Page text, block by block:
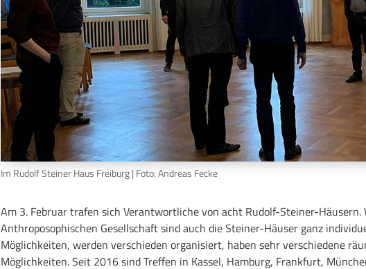
Im Rudolf Steiner Haus Freiburg | Foto: Andreas Fecke
Am 3. Februar trafen sich Verantwortliche von acht Rudolf-Steiner-Häusern.
Anthroposophischen Gesellschaft sind auch die Steiner-Häuser ganz
Möglichkeiten, werden verschieden organisiert, haben sehr verschiedene
Möglichkeiten. Seit 2016 sind Treffen in Kassel, Hamburg, Frankfurt,